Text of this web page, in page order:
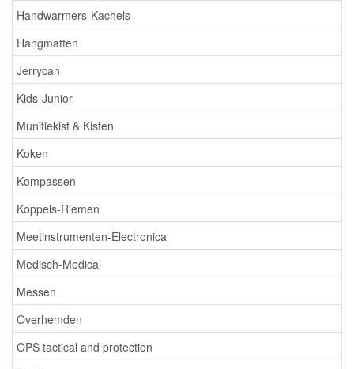
Handwarmers-Kachels
Hangmatten
Jerrycan
Kids-Junior
Munitiekist & Kisten
Koken
Kompassen
Koppels-Riemen
Meetinstrumenten-Electronica
Medisch-Medical
Messen
Overhemden
OPS tactical and protection